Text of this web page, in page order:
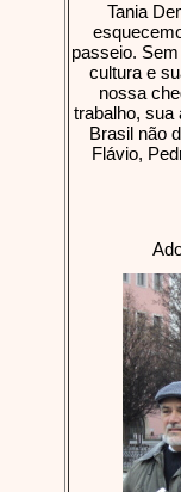
Tania
passeio.
cultura e
nossa
trabalho, sua
Brasil não
Flávio,